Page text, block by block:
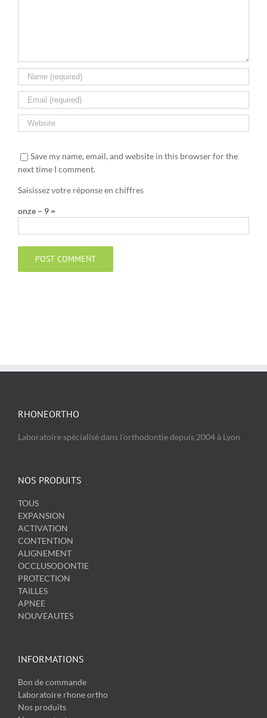
Save my name, email, and website in this browser for the
next time I comment.
Saisissez votre réponse en chiffres
onze − 9 =
RHONEORTHO
Laboratoire spécialisé dans l’orthodontie depuis 2004 à Lyon
NOS PRODUITS
TOUS
EXPANSION
ACTIVATION
CONTENTION
ALIGNEMENT
OCCLUSODONTIE
PROTECTION
TAILLES
APNEE
NOUVEAUTES
INFORMATIONS
Bon de commande
Laboratoire rhone ortho
Nos produits